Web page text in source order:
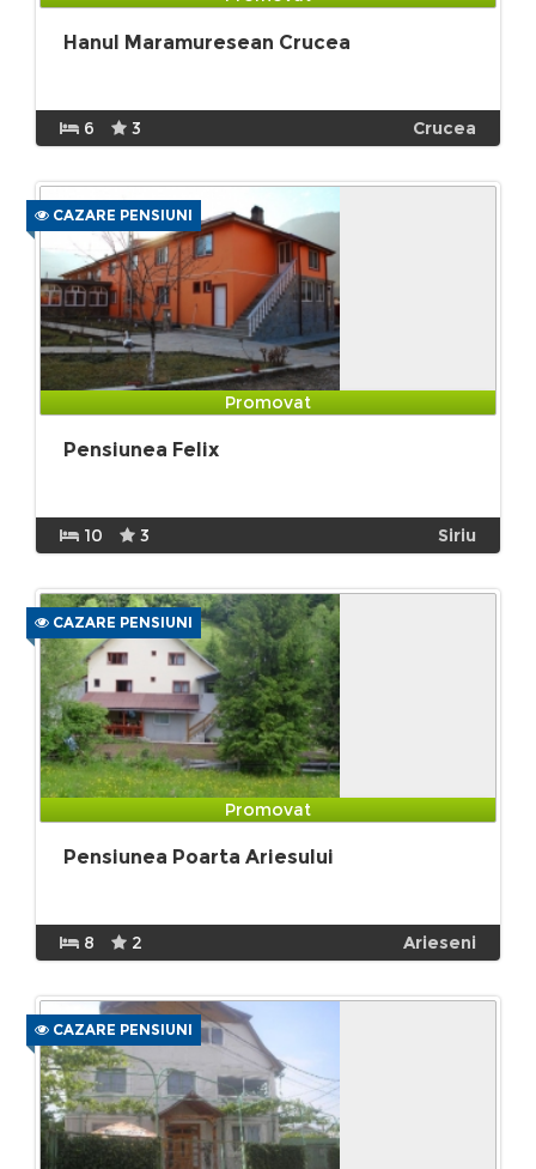
Hanul Maramuresean Crucea
6 3 Crucea
CAZARE PENSIUNI
Promovat
Pensiunea Felix
10 3 Siriu
CAZARE PENSIUNI
Promovat
Pensiunea Poarta Ariesului
8 2 Arieseni
CAZARE PENSIUNI